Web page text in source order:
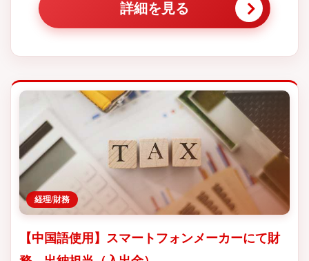
詳細を見る
経理/財務
【中国語使用】スマートフォンメーカーにて財